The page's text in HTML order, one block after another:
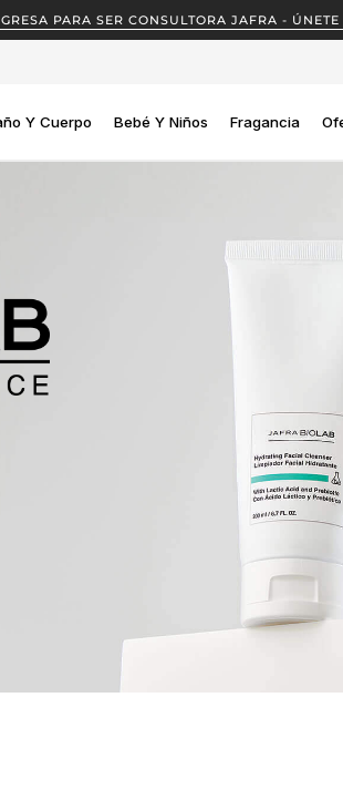
PARA SER CONSULTORA JAFRA - ÚNETE
Y Cuerpo Bebé Y Niños Fragancia